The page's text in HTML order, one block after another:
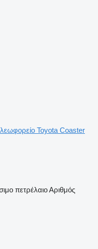
λεωφορείο Toyota Coaster
πετρέλαιοΑριθμός